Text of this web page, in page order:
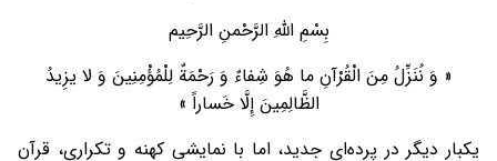
بِسْمِ اللهِ الرَّحْمنِ الرَّحِیم
« وَ نُنَزِّلُ مِنَ الْقُرْآنِ ما هُوَ شِفاءٌ وَ رَحْمَةٌ لِلْمُؤْمِنِینَ وَ لا یزِیدُ
الظَّالِمِینَ إِلَّا خَساراً »
یکبار دیگر در پرده‌ای جدید، اما با نمایشی کهنه و تکراری، قرآن